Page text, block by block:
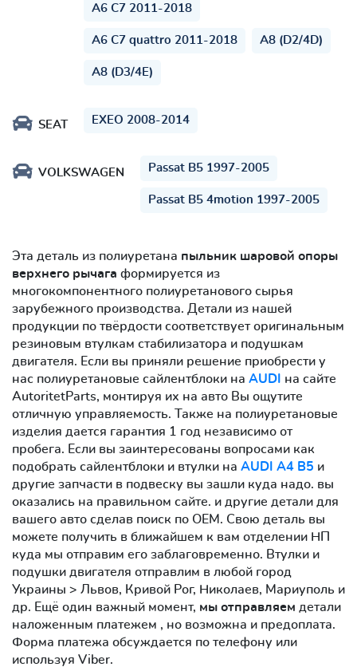
A6 C7 2011-2018
A6 C7 quattro 2011-2018 A8 (D2/4D)
A8 (D3/4E)
SEAT EXEO 2008-2014
VOLKSWAGEN Passat B5 1997-2005
Passat B5 4motion 1997-2005
Эта деталь из полиуретана пыльник шаровой опоры
верхнего рычага формируется из
многокомпонентного полиуретанового сырья
зарубежного производства. Детали из нашей
продукции по твёрдости соответствует оригинальным
резиновым втулкам стабилизатора и подушкам
двигателя. Если вы приняли решение приобрести у
нас полиуретановые сайлентблоки на AUDI
на сайте
AutoritetParts, монтируя их на авто Вы ощутите
отличную управляемость. Также на полиуретановые
изделия дается гарантия 1 год независимо от
пробега. Если вы заинтересованы вопросами как
подобрать сайлентблоки и втулки на AUDI A4 B5 и
другие запчасти в подвеску вы зашли куда надо. вы
оказались на правильном сайте. и другие детали для
вашего авто сделав поиск по OEM. Свою деталь вы
можете получить в ближайшем к вам отделении НП
куда мы отправим его заблаговременно. Втулки и
подушки двигателя отправлим в любой город
Украины > Львов, Кривой Рог, Николаев, Мариуполь и
др. Ещё один важный момент, мы отправляем детали
наложенным платежем , но возможна и предоплата.
Форма платежа обсуждается по телефону или
используя Viber.